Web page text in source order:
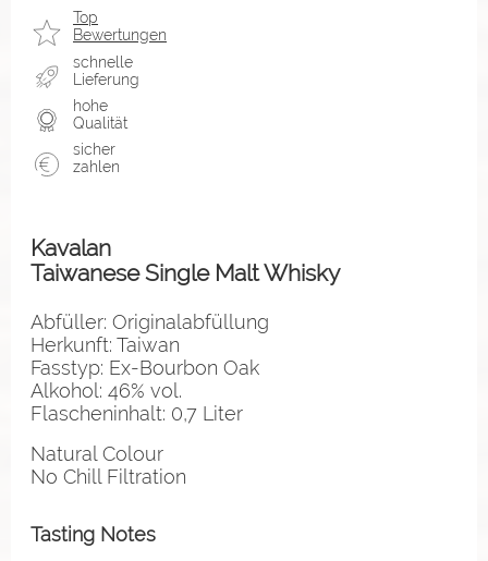
Top
Bewertungen
schnelle
Lieferung
hohe
Qualität
sicher
zahlen
Kavalan
Taiwanese Single Malt Whisky
Abfüller: Originalabfüllung
Herkunft: Taiwan
Fasstyp: Ex-Bourbon Oak
Alkohol: 46% vol.
Flascheninhalt: 0,7 Liter
Natural Colour
No Chill Filtration
Tasting Notes